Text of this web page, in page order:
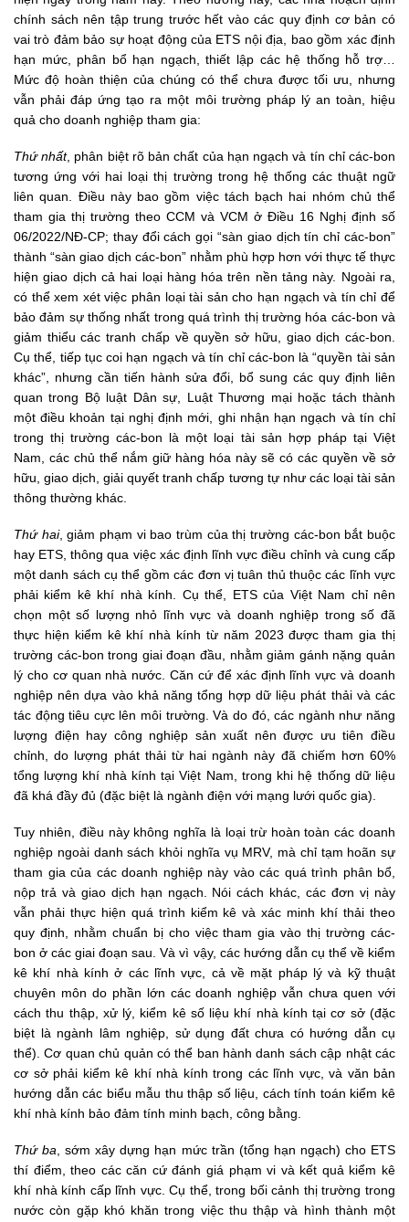
chính sách nên tập trung trước hết vào các quy định cơ bản có
vai trò đảm bảo sự hoạt động của ETS nội địa, bao gồm xác định
hạn mức, phân bổ hạn ngạch, thiết lập các hệ thống hỗ trợ…
Mức độ hoàn thiện của chúng có thể chưa được tối ưu, nhưng
vẫn phải đáp ứng tạo ra một môi trường pháp lý an toàn, hiệu
quả cho doanh nghiệp tham gia:
Thứ nhất, phân biệt rõ bản chất của hạn ngạch và tín chỉ các-bon
tương ứng với hai loại thị trường trong hệ thống các thuật ngữ
liên quan. Điều này bao gồm việc tách bạch hai nhóm chủ thể
tham gia thị trường theo CCM và VCM ở Điều 16 Nghị định số
06/2022/NĐ-CP; thay đổi cách gọi “sàn giao dịch tín chỉ các-bon”
thành “sàn giao dịch các-bon” nhằm phù hợp hơn với thực tế thực
hiện giao dịch cả hai loại hàng hóa trên nền tảng này. Ngoài ra,
có thể xem xét việc phân loại tài sản cho hạn ngạch và tín chỉ để
bảo đảm sự thống nhất trong quá trình thị trường hóa các-bon và
giảm thiểu các tranh chấp về quyền sở hữu, giao dịch các-bon.
Cụ thể, tiếp tục coi hạn ngạch và tín chỉ các-bon là “quyền tài sản
khác”, nhưng cần tiến hành sửa đổi, bổ sung các quy định liên
quan trong Bộ luật Dân sự, Luật Thương mại hoặc tách thành
một điều khoản tại nghị định mới, ghi nhận hạn ngạch và tín chỉ
trong thị trường các-bon là một loại tài sản hợp pháp tại Việt
Nam, các chủ thể nắm giữ hàng hóa này sẽ có các quyền về sở
hữu, giao dịch, giải quyết tranh chấp tương tự như các loại tài sản
thông thường khác.
Thứ hai, giảm phạm vi bao trùm của thị trường các-bon bắt buộc
hay ETS, thông qua việc xác định lĩnh vực điều chỉnh và cung cấp
một danh sách cụ thể gồm các đơn vị tuân thủ thuộc các lĩnh vực
phải kiểm kê khí nhà kính. Cụ thể, ETS của Việt Nam chỉ nên
chọn một số lượng nhỏ lĩnh vực và doanh nghiệp trong số đã
thực hiện kiểm kê khí nhà kính từ năm 2023 được tham gia thị
trường các-bon trong giai đoạn đầu, nhằm giảm gánh nặng quản
lý cho cơ quan nhà nước. Căn cứ để xác định lĩnh vực và doanh
nghiệp nên dựa vào khả năng tổng hợp dữ liệu phát thải và các
tác động tiêu cực lên môi trường. Và do đó, các ngành như năng
lượng điện hay công nghiệp sản xuất nên được ưu tiên điều
chỉnh, do lượng phát thải từ hai ngành này đã chiếm hơn 60%
tổng lượng khí nhà kính tại Việt Nam, trong khi hệ thống dữ liệu
đã khá đầy đủ (đặc biệt là ngành điện với mạng lưới quốc gia).
Tuy nhiên, điều này không nghĩa là loại trừ hoàn toàn các doanh
nghiệp ngoài danh sách khỏi nghĩa vụ MRV, mà chỉ tạm hoãn sự
tham gia của các doanh nghiệp này vào các quá trình phân bổ,
nộp trả và giao dịch hạn ngạch. Nói cách khác, các đơn vị này
vẫn phải thực hiện quá trình kiểm kê và xác minh khí thải theo
quy định, nhằm chuẩn bị cho việc tham gia vào thị trường các-
bon ở các giai đoạn sau. Và vì vậy, các hướng dẫn cụ thể về kiểm
kê khí nhà kính ở các lĩnh vực, cả về mặt pháp lý và kỹ thuật
chuyên môn do phần lớn các doanh nghiệp vẫn chưa quen với
cách thu thập, xử lý, kiểm kê số liệu khí nhà kính tại cơ sở (đặc
biệt là ngành lâm nghiệp, sử dụng đất chưa có hướng dẫn cụ
thể). Cơ quan chủ quản có thể ban hành danh sách cập nhật các
cơ sở phải kiểm kê khí nhà kính trong các lĩnh vực, và văn bản
hướng dẫn các biểu mẫu thu thập số liệu, cách tính toán kiểm kê
khí nhà kính bảo đảm tính minh bạch, công bằng.
Thứ ba, sớm xây dựng hạn mức trần (tổng hạn ngạch) cho ETS
thí điểm, theo các căn cứ đánh giá phạm vi và kết quả kiểm kê
khí nhà kính cấp lĩnh vực. Cụ thể, trong bối cảnh thị trường trong
nước còn gặp khó khăn trong việc thu thập và hình thành một